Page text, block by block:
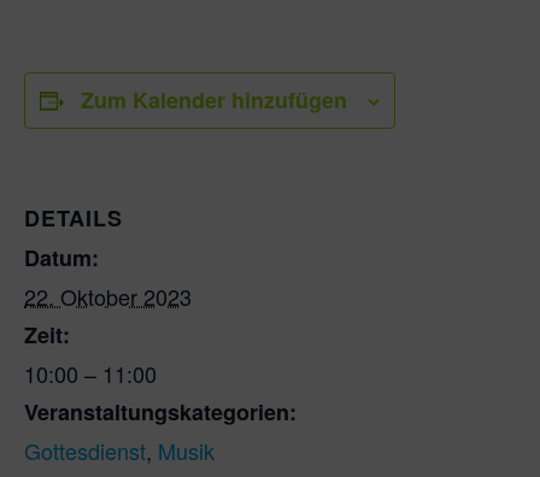
Zum Kalender hinzufügen
DETAILS
Datum:
22. Oktober 2023
Zeit:
10:00 – 11:00
Veranstaltungskategorien:
Gottesdienst, Musik